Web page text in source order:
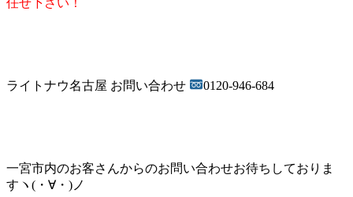
ライトナウ名古屋 お問い合わせ 0120-946-684
一宮市内のお客さんからのお問い合わせお待ちしておりま
すヽ(・∀・)ノ